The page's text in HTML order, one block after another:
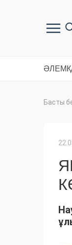
ӘЛЕМ
Басты